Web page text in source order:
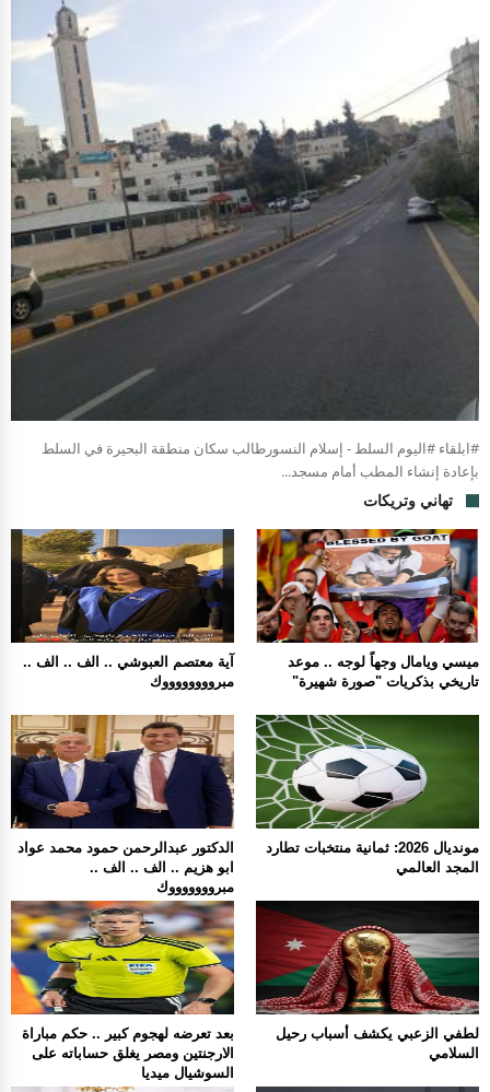
#ابلقاء #اليوم السلط - إسلام النسورطالب سكان منطقة البحيرة في السلط
بإعادة إنشاء المطب أمام مسجد...
تهاني وتريكات
آية معتصم العبوشي .. الف .. الف ..
مبرووووووووك
ميسي ويامال وجهاً لوجه .. موعد
تاريخي بذكريات "صورة شهيرة"
الدكتور عبدالرحمن حمود محمد عواد
ابو هزيم .. الف .. الف ..
مبروووووووك
مونديال 2026: ثمانية منتخبات تطارد
المجد العالمي
بعد تعرضه لهجوم كبير .. حكم مباراة
الارجنتين ومصر يغلق حساباته على
السوشيال ميديا
لطفي الزعبي يكشف أسباب رحيل
السلامي